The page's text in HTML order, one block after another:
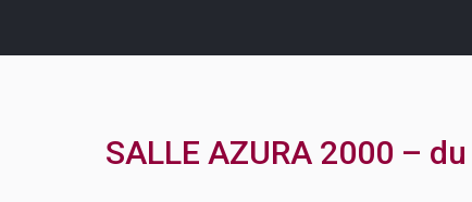
SALLE AZURA 2000 –